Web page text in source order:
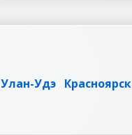
Улан-Удэ Красноярск